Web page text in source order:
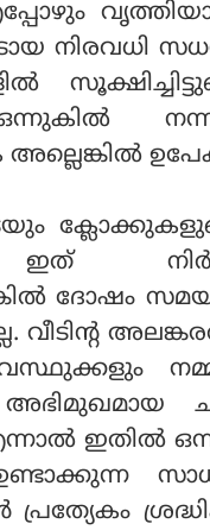
നിരവധി
ദോഷം
വീടിന്റ
അഭിമുഖമായ
ഇതിൽ
പ്രത്യേകം